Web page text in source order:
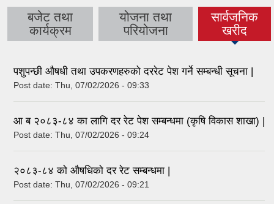
बजेट तथा
कार्यक्रम
योजना तथा
परियोजना
सार्वजनिक
खरीद
(active tab)
पशुपन्छी औषधी तथा उपकरणहरुको दररेट पेश गर्ने सम्बन्धी सूचना |
Post date: Thu, 07/02/2026 - 09:33
आ ब २०८३-८४ का लागि दर रेट पेश सम्बन्धमा (कृषि विकास शाखा) |
Post date: Thu, 07/02/2026 - 09:24
२०८३-८४ को औषधिको दर रेट सम्बन्धमा |
Post date: Thu, 07/02/2026 - 09:21